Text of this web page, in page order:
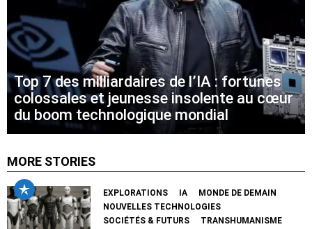
Top 7 des milliardaires de l’IA : fortunes
colossales et jeunesse insolente au cœur
du boom technologique mondial
MORE STORIES
EXPLORATIONS IA
MONDE DE DEMAIN
NOUVELLES TECHNOLOGIES
SOCIÉTÉS & FUTURS
TRANSHUMANISME